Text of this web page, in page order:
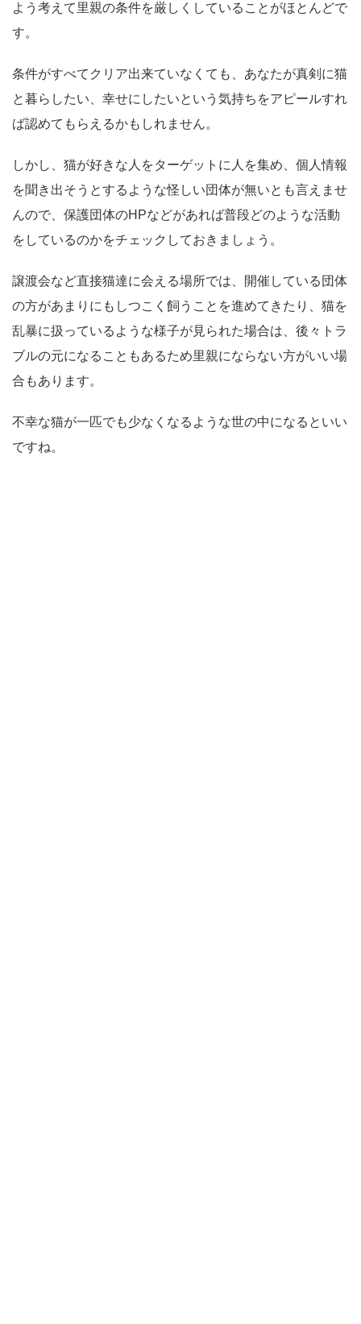
よう考えて里親の条件を厳しくしていることがほとんどで
す。
条件がすべてクリア出来ていなくても、あなたが真剣に猫
と暮らしたい、幸せにしたいという気持ちをアピールすれ
ば認めてもらえるかもしれません。
しかし、猫が好きな人をターゲットに人を集め、個人情報
を聞き出そうとするような怪しい団体が無いとも言えませ
んので、保護団体のHPなどがあれば普段どのような活動
をしているのかをチェックしておきましょう。
譲渡会など直接猫達に会える場所では、開催している団体
の方があまりにもしつこく飼うことを進めてきたり、猫を
乱暴に扱っているような様子が見られた場合は、後々トラ
ブルの元になることもあるため里親にならない方がいい場
合もあります。
不幸な猫が一匹でも少なくなるような世の中になるといい
ですね。